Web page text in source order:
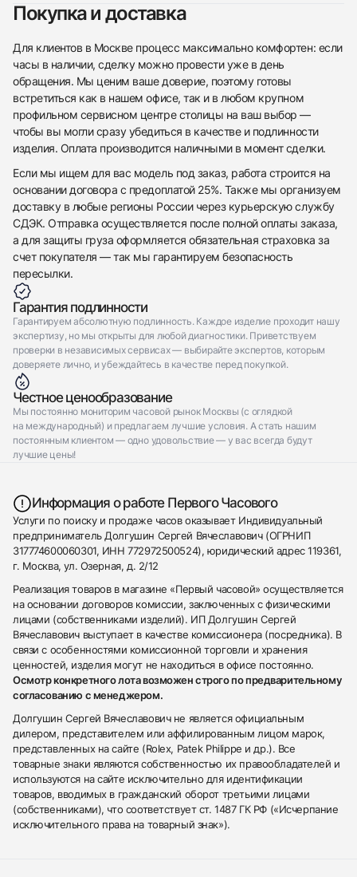
Покупка и доставка
Для клиентов в Москве процесс максимально комфортен: если
часы в наличии, сделку можно провести уже в день
обращения. Мы ценим ваше доверие, поэтому готовы
встретиться как в нашем офисе, так и в любом крупном
профильном сервисном центре столицы на ваш выбор —
чтобы вы могли сразу убедиться в качестве и подлинности
изделия. Оплата производится наличными в момент сделки.
Если мы ищем для вас модель под заказ, работа строится на
основании договора с предоплатой 25%. Также мы организуем
доставку в любые регионы России через курьерскую службу
СДЭК. Отправка осуществляется после полной оплаты заказа,
а для защиты груза оформляется обязательная страховка за
счет покупателя — так мы гарантируем безопасность
пересылки.
Гарантия подлинности
Гарантируем абсолютную подлинность. Каждое изделие проходит нашу
экспертизу, но мы открыты для любой диагностики. Приветствуем
проверки в независимых сервисах — выбирайте экспертов, которым
доверяете лично, и убеждайтесь в качестве перед покупкой.
Честное ценообразование
Мы постоянно мониторим часовой рынок Москвы (с оглядкой
на международный) и предлагаем лучшие условия. А стать нашим
постоянным клиентом — одно удовольствие — у вас всегда будут
лучшие цены!
Информация о работе Первого Часового
Услуги по поиску и продаже часов оказывает Индивидуальный
предприниматель Долгушин Сергей Вячеславович (ОГРНИП
317774600060301, ИНН 772972500524), юридический адрес 119361,
г. Москва, ул. Озерная, д. 2/12
Реализация товаров в магазине «Первый часовой» осуществляется
на основании договоров комиссии, заключенных с физическими
лицами (собственниками изделий). ИП Долгушин Сергей
Вячеславович выступает в качестве комиссионера (посредника). В
связи с особенностями комиссионной торговли и хранения
ценностей, изделия могут не находиться в офисе постоянно.
Осмотр конкретного лота возможен строго по предварительному
согласованию с менеджером.
Долгушин Сергей Вячеславович не является официальным
дилером, представителем или аффилированным лицом марок,
представленных на сайте (Rolex, Patek Philippe и др.). Все
товарные знаки являются собственностью их правообладателей и
используются на сайте исключительно для идентификации
товаров, вводимых в гражданский оборот третьими лицами
(собственниками), что соответствует ст. 1487 ГК РФ («Исчерпание
исключительного права на товарный знак»).
Заказать эти часы
Оставьте ваши контактные данные и мы свяжемся
с вами
Rolex
НовыеКоробка + Документы
$11,350
Отправить заявку
Трейд-ин часов
Оставьте ваши контактные данные и мы свяжемся
с вами
Rolex
Explorer 40 mm &quot;В ПЛЕНКАХ&quot;
НовыеКоробка + Документы
$11,350
Отправить заявку